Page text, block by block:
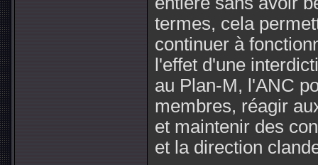
termes, cela
continuer à
l'effet d'une
au Plan-M, l'ANC
membres, réagir
et maintenir des
et la direction